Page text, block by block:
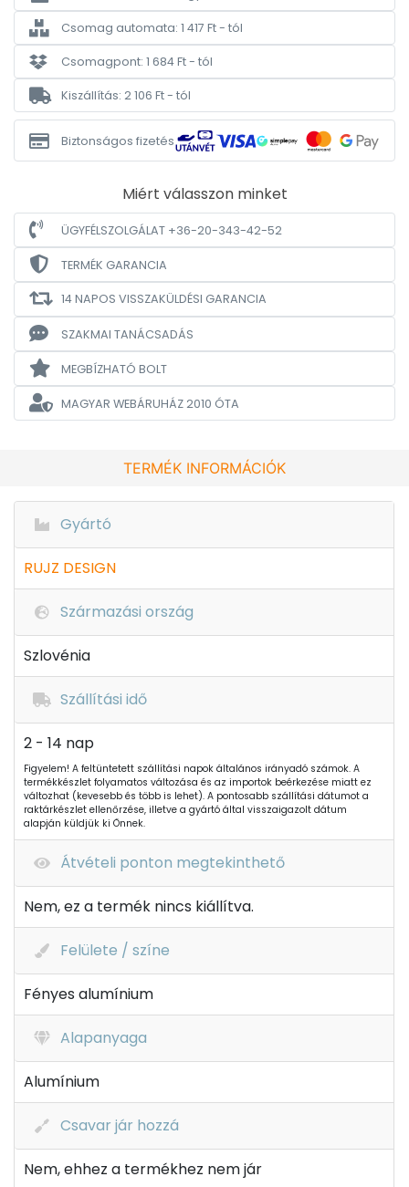
Csomag automata: 1 417 Ft - tól
Csomagpont: 1 684 Ft - tól
Kiszállítás: 2 106 Ft - tól
Biztonságos fizetés
Miért válasszon minket
ÜGYFÉLSZOLGÁLAT +36-20-343-42-52
TERMÉK GARANCIA
14 NAPOS VISSZAKÜLDÉSI GARANCIA
SZAKMAI TANÁCSADÁS
MEGBÍZHATÓ BOLT
MAGYAR WEBÁRUHÁZ2010 ÓTA
TERMÉK INFORMÁCIÓK
Gyártó
RUJZ DESIGN
Származási ország
Szlovénia
Szállítási idő
2 - 14 nap
Figyelem! A feltüntetett szállítási napok általános irányadó számok. A
termékkészlet folyamatos változása és az importok beérkezése miatt ez
változhat (kevesebb és több is lehet). A pontosabb szállítási dátumot a
raktárkészlet ellenőrzése, illetve a gyártó által visszaigazolt dátum
alapján küldjük ki Önnek.
Átvételi ponton megtekinthető
Nem, ez a termék nincs kiállítva.
Felülete / színe
Fényes alumínium
Alapanyaga
Alumínium
Csavar jár hozzá
Nem, ehhez a termékhez nem jár